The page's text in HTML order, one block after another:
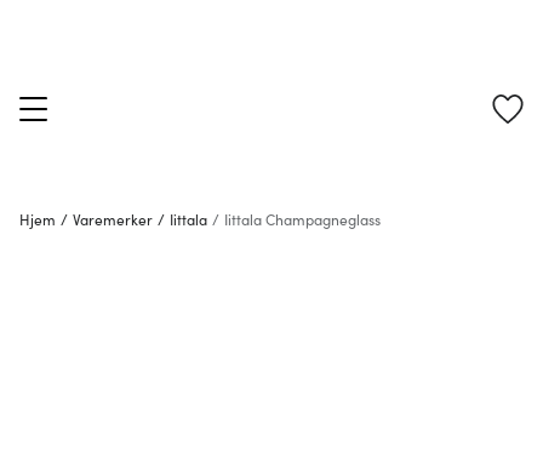
Hjem / Varemerker / Iittala / Iittala Champagneglass